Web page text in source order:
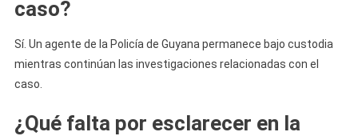
caso?
Sí. Un agente de la Policía de Guyana permanece bajo custodia
mientras continúan las investigaciones relacionadas con el
caso.
¿Qué falta por esclarecer en la